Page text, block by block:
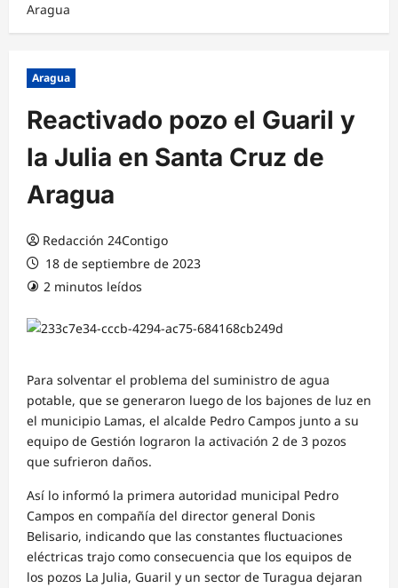
Aragua
Aragua
Reactivado pozo el Guaril y
la Julia en Santa Cruz de
Aragua
Redacción 24Contigo
18 de septiembre de 2023
2 minutos leídos
Para solventar el problema del suministro de agua
potable, que se generaron luego de los bajones de luz en
el municipio Lamas, el alcalde Pedro Campos junto a su
equipo de Gestión lograron la activación 2 de 3 pozos
que sufrieron daños.
Así lo informó la primera autoridad municipal Pedro
Campos en compañía del director general Donis
Belisario, indicando que las constantes fluctuaciones
eléctricas trajo como consecuencia que los equipos de
los pozos La Julia, Guaril y un sector de Turagua dejaran